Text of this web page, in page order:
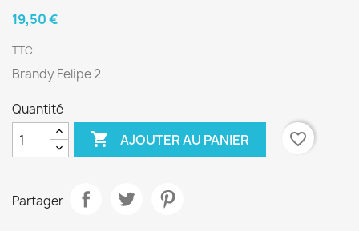
19,50 €
TTC
Brandy Felipe 2
Quantité
 AJOUTER AU PANIER favorite_border
Partager